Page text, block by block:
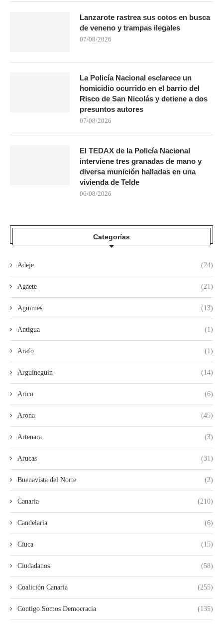
Lanzarote rastrea sus cotos en busca
de veneno y trampas ilegales
07/08/2026
La Policía Nacional esclarece un
homicidio ocurrido en el barrio del
Risco de San Nicolás y detiene a dos
presuntos autores
07/08/2026
El TEDAX de la Policía Nacional
interviene tres granadas de mano y
diversa munición halladas en una
vivienda de Telde
06/08/2026
Categorías
Adeje (24)
Agaete (21)
Agüimes (13)
Antigua (1)
Arafo (1)
Arguineguín (14)
Arico (6)
Arona (45)
Artenara (3)
Arucas (31)
Buenavista del Norte (2)
Canaria (210)
Candelaria (6)
Ciuca (15)
Ciudadanos (58)
Coalición Canaria (255)
Contigo Somos Democracia (135)